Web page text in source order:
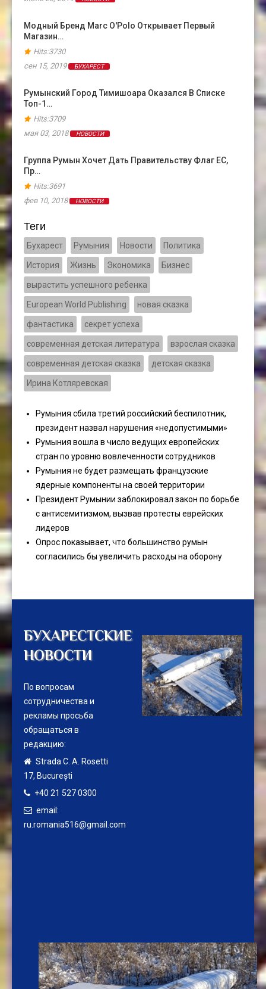
Модный Бренд Marc O'Polo Открывает Первый
Магазин…
Hits:3730
сен 15, 2019
БУХАРЕСТ
Румынский Город Тимишоара Оказался В Cписке
Топ-1…
Hits:3709
мая 03, 2018
НОВОСТИ
Группа Румын Хочет Дать Правительству Флаг ЕС,
Пр…
Hits:3691
фев 10, 2018
НОВОСТИ
Теги
Бухарест Румыния Новости Политика
История Жизнь Экономика Бизнес
вырастить успешного ребенка
European World Publishing новая сказка
фантастика секрет успеха
современная детская литература взрослая сказка
современная детская сказка детская сказка
Ирина Котляревская
Румыния сбила третий российский беспилотник,
президент назвал нарушения «недопустимыми»
Румыния вошла в число ведущих европейских
стран по уровню вовлеченности сотрудников
Румыния не будет размещать французские
ядерные компоненты на своей территории
Президент Румынии заблокировал закон по борьбе
с антисемитизмом, вызвав протесты еврейских
лидеров
Опрос показывает, что большинство румын
согласились бы увеличить расходы на оборону
БУХАРЕСТСКИЕ
НОВОСТИ
По вопросам
сотрудничества и
рекламы просьба
обращаться в
редакцию:
Strada C. A. Rosetti
17, București
+40 21 527 0300
email:
ru.romania516@gmail.com